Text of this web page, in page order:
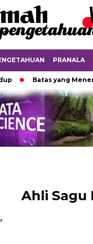
PRANALA
Batas yang Menentukan
Ahli Sagu